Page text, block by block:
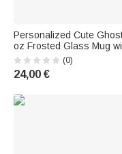
Personalized Cute
oz Frosted Glass Mug
Bamboo Lid and Straw—
Spooky Season
for Women
(0)
24,00 €